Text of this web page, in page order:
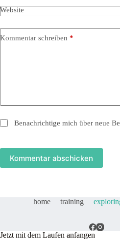
Website
Kommentar schreiben *
Benachrichtige mich über neue
Kommentar abschicken
home training
Jetzt mit dem Laufen anfangen